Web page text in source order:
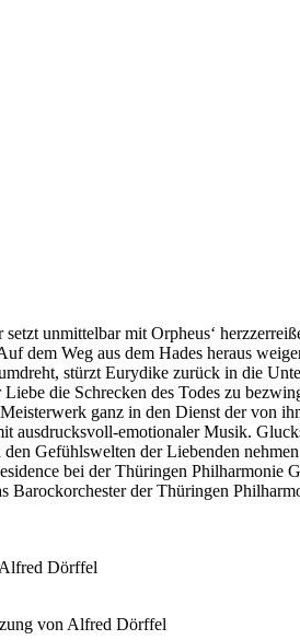
unmittelbar mit Orpheus‘
dem Weg aus dem Hades heraus
stürzt Eurydike zurück in die
die Schrecken des Todes zu
ganz in den Dienst der von
ausdrucksvoll-emotionaler Musik.
Gefühlswelten der Liebenden
bei der Thüringen Philharmonie
Barockorchester der Thüringen
Dörffel
von Alfred Dörffel